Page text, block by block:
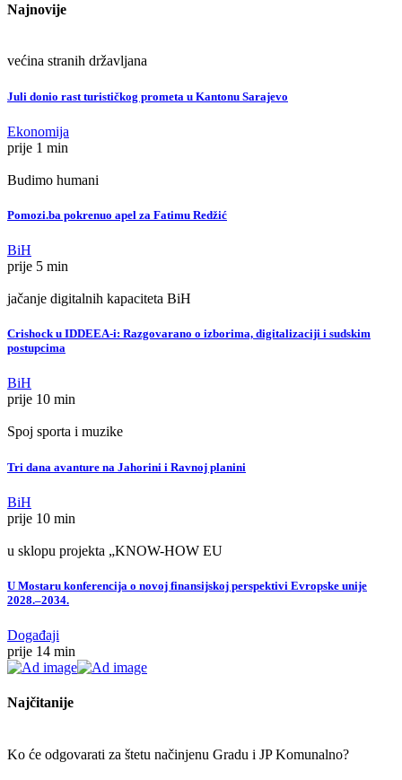
Najnovije
većina stranih državljana
Juli donio rast turističkog prometa u Kantonu Sarajevo
Ekonomija
prije 1 min
Budimo humani
Pomozi.ba pokrenuo apel za Fatimu Redžić
BiH
prije 5 min
jačanje digitalnih kapaciteta BiH
Crishock u IDDEEA-i: Razgovarano o izborima, digitalizaciji i sudskim
postupcima
BiH
prije 10 min
Spoj sporta i muzike
Tri dana avanture na Jahorini i Ravnoj planini
BiH
prije 10 min
u sklopu projekta „KNOW-HOW EU
U Mostaru konferencija o novoj finansijskoj perspektivi Evropske unije
2028.–2034.
Događaji
prije 14 min
Najčitanije
Ko će odgovarati za štetu načinjenu Gradu i JP Komunalno?